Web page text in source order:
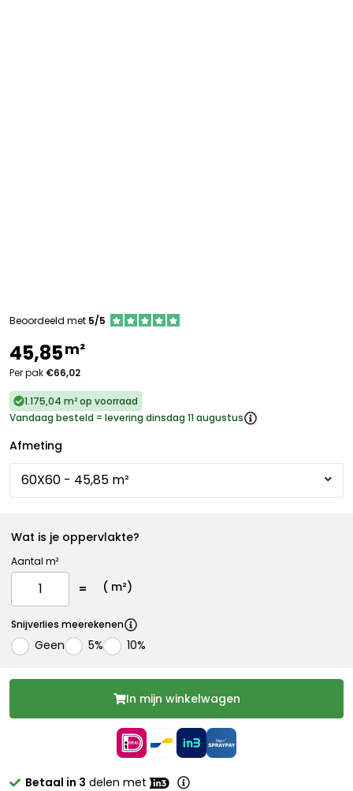
Beoordeeld met 5/5
45,85m²
Per pak €66,02
1.175,04 m² op voorraad
Vandaag besteld = levering dinsdag 11 augustus
Afmeting
Wat is je oppervlakte?
Aantal m²
( m²)
Snijverlies meerekenen
Geen 5% 10%
In mijn winkelwagen
Betaal in 3 delen met